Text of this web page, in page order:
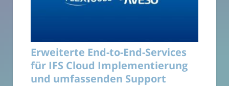
Erweiterte End-to-End-Services
für IFS Cloud Implementierung
und umfassenden Support